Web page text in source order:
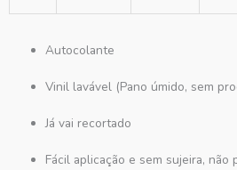
Autocolante
Vinil lavável (Pano úmido, sem
Já vai recortado
Fácil aplicação e sem sujeira, não